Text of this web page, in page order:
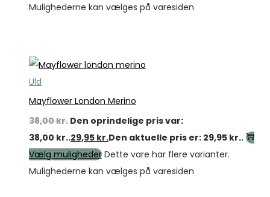
Mulighederne kan vælges på varesiden
Uld
Mayflower London Merino
38,00kr. Den oprindelige pris var:
38,00 kr..29,95 kr.Den aktuelle pris er: 29,95 kr..
Vælg muligheder Dette vare har flere varianter.
Mulighederne kan vælges på varesiden